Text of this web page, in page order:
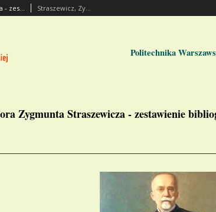
Piśmiennictwo profesora Zygmunta Straszewicza - zestawienie bibliograficzne i pełne teksty wybranych publikacji Straszewicz, Zygmunt (ca 1860-1927)